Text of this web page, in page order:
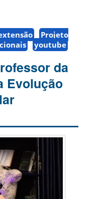
Projeto
youtube
da
Evolução